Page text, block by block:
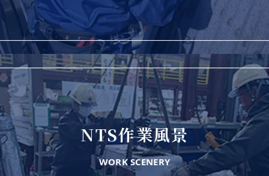
NTS作業風景
WORK SCENERY